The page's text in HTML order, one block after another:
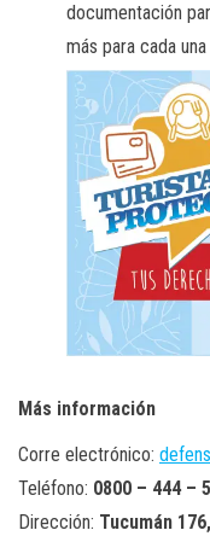
documentación
más para cada
Más información
Corre electrónico:
Teléfono: 0800 – 444 –
Dirección: Tucumán